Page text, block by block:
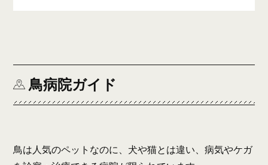
鳥病院ガイド
鳥は人気のペットなのに、犬や猫とは違い、病気やケガ